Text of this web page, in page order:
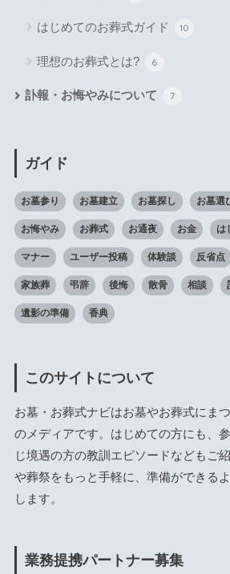
はじめてのお葬式ガイド 10
理想のお葬式とは? 6
訃報・お悔やみについて 7
ガイド
お墓参り お墓建立 お墓探し お墓選
お悔やみ お葬式 お通夜 お金 は
マナー ユーザー投稿 体験談 反省点
家族葬 弔辞 後悔 散骨 相談
遺影の準備 香典
このサイトについて
お墓・お葬式ナビはお墓やお葬式にま
のメディアです。はじめての方にも、
じ境遇の方の教訓エピソードなどもご
や葬祭をもっと手軽に、準備ができる
します。
業務提携パートナー募集